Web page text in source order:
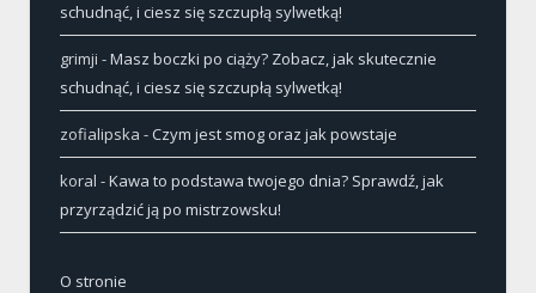
schudnąć, i ciesz się szczupłą sylwetką!
grimji -Masz boczki po ciąży? Zobacz, jak skutecznie
schudnąć, i ciesz się szczupłą sylwetką!
zofialipska -Czym jest smog oraz jak powstaje
koral -Kawa to podstawa twojego dnia? Sprawdź, jak
przyrządzić ją po mistrzowsku!
O stronie